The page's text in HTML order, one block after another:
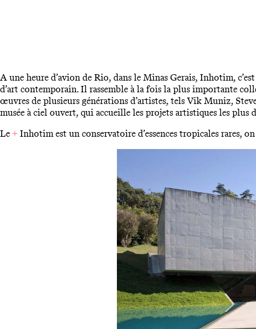
A une heure d’avion de Rio, dans le Minas Gerais, Inhotim,
d’art contemporain. Il rassemble à la fois la plus importante
œuvres de plusieurs générations d’artistes, tels Vik Muniz,
musée à ciel ouvert, qui accueille les projets artistiques les plus
Le + Inhotim est un conservatoire d’essences tropicales rares,